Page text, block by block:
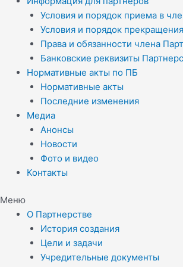
Условия и порядок приема в
Условия и порядок
Права и обязанности члена
Банковские реквизиты
Нормативные акты по ПБ
Нормативные акты
Последние изменения
Медиа
Анонсы
Новости
Фото и видео
Контакты
Меню
О Партнерстве
История создания
Цели и задачи
Учредительные документы